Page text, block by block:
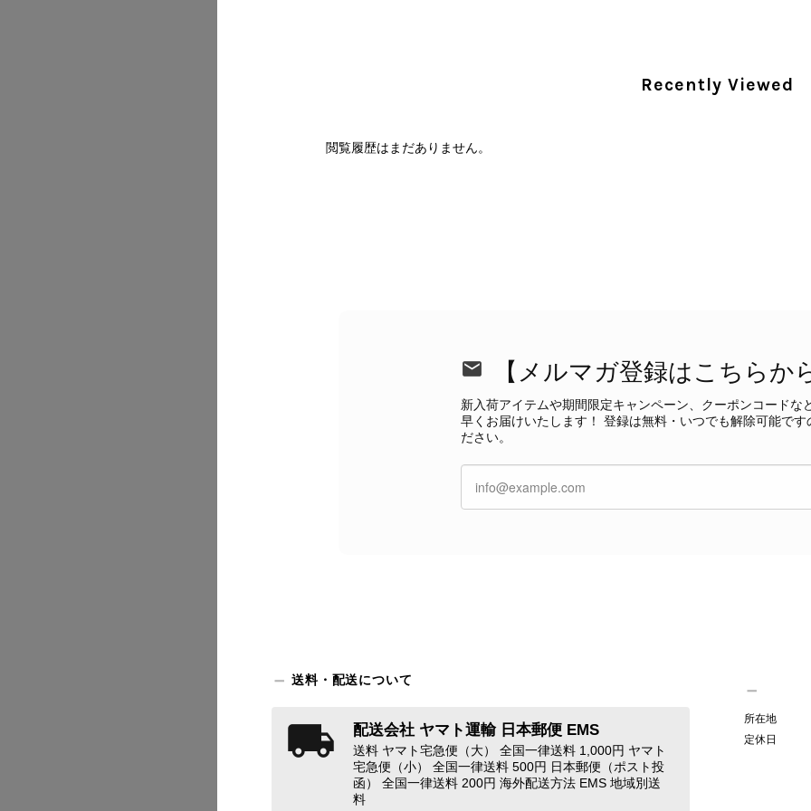
CELINE セリーヌ 財布 ブラック ガンチーニ レザー 3つ折り vintage ヴィンテージ オールド 6xspmn
この度も当店をご利用いただき、そして心温ま
今回も商品を無事にお受け取りいただき、状態
て見つけたカラーとデザイン」とのお言葉や、
本当に嬉しく思っております。 さらに、前回ご
す。 またご縁がございましたら、ぜひよろしく
2026/07/07
発送が早く、商品も画像と一致しており満足です。 素敵な
Recently Viewed
閲覧履歴はまだありません。
【メルマガ登録はこちらか
新入荷アイテムや期間限定キャンペーン、クーポンコードな
早くお届けいたします！ 登録は無料・いつでも解除可能です
ださい。
送料・配送について
配送会社 ヤマト運輸 日本郵便 EMS
送料 ヤマト宅急便（大） 全国一律送料 1,000円 ヤマト
宅急便（小） 全国一律送料 500円 日本郵便（ポスト投
函） 全国一律送料 200円 海外配送方法 EMS 地域別送
料
所在地
定休日